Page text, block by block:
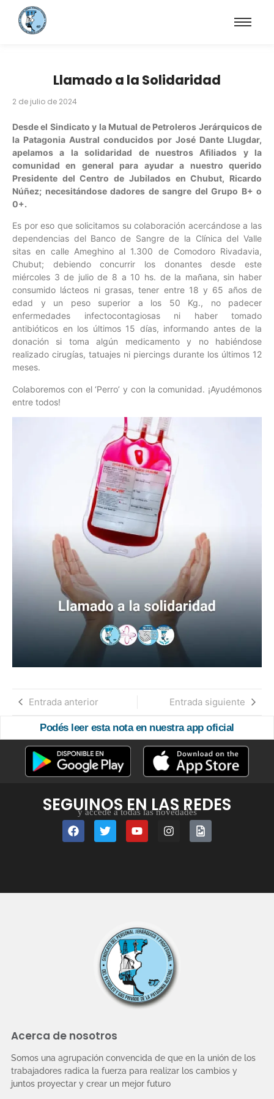
Llamado a la Solidaridad
2 de julio de 2024
Desde el Sindicato y la Mutual de Petroleros Jerárquicos de
la Patagonia Austral conducidos por José Dante Llugdar,
apelamos a la solidaridad de nuestros Afiliados y la
comunidad en general para ayudar a nuestro querido
Presidente del Centro de Jubilados en Chubut, Ricardo
Núñez; necesitándose dadores de sangre del Grupo B+ o
0+.
Es por eso que solicitamos su colaboración acercándose a las
dependencias del Banco de Sangre de la Clínica del Valle
sitas en calle Ameghino al 1.300 de Comodoro Rivadavia,
Chubut; debiendo concurrir los donantes desde este
miércoles 3 de julio de 8 a 10 hs. de la mañana, sin haber
consumido lácteos ni grasas, tener entre 18 y 65 años de
edad y un peso superior a los 50 Kg., no padecer
enfermedades infectocontagiosas ni haber tomado
antibióticos en los últimos 15 días, informando antes de la
donación si toma algún medicamento y no habiéndose
realizado cirugías, tatuajes ni piercings durante los últimos 12
meses.
Colaboremos con el ‘Perro’ y con la comunidad. ¡Ayudémonos
entre todos!
Entrada anterior Entrada siguiente
Podés leer esta nota en nuestra app oficial
SEGUINOS EN LAS REDES
y accedé a todas las novedades
Acerca de nosotros
Somos una agrupación convencida de que en la unión de los
trabajadores radica la fuerza para realizar los cambios y
juntos proyectar y crear un mejor futuro